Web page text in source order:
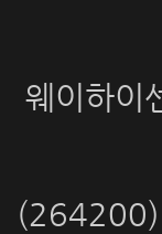
웨이하이
(264200)